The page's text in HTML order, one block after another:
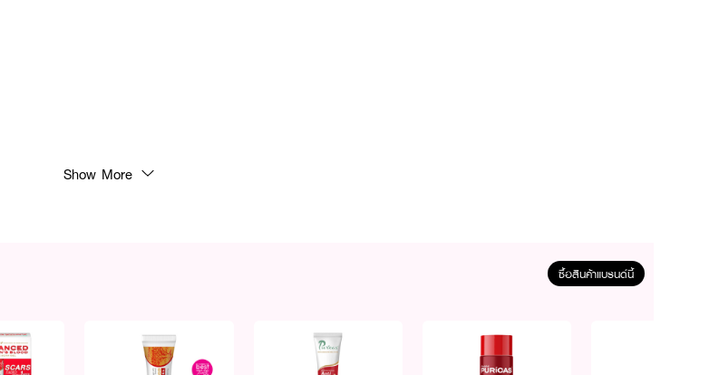
Show More
ซื้อสินค้าแบรนด์นี้